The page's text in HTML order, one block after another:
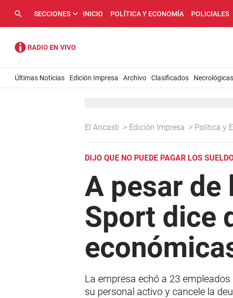
SECCIONES INICIO POLÍTICA Y ECONOMÍA POLICIALES
Últimas Noticias Edición Impresa Archivo Clasificados Necrológicas
El Ancasti > Edición Impresa > Política y
DIJO QUE NO PUEDE PAGAR LOS
A pesar de
Sport dice
La empresa echó a 23
su personal activo y cancele la